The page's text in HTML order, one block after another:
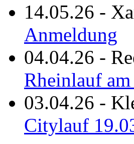
14.05.26 -
Anmeldung
04.04.26 -
Rheinlauf
03.04.26 -
Citylauf